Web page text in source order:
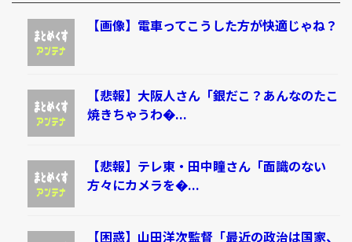
【画像】電車ってこうした方が快適じゃね？
【悲報】大阪人さん「銀だこ？あんなのたこ
焼きちゃうわ�...
【悲報】テレ東・田中瞳さん「面識のない
方々にカメラを�...
【困惑】山田洋次監督「最近の政治は国家、